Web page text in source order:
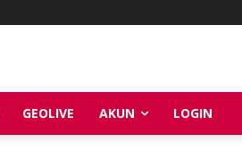
GEOLIVE AKUN LOGIN